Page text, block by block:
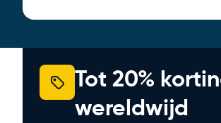
Tot 20%
wereldwijd